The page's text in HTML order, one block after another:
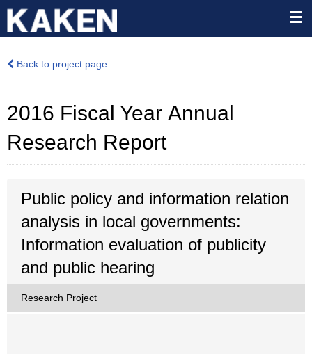
Back to project page
2016 Fiscal Year Annual
Research Report
Public policy and information relation
analysis in local governments:
Information evaluation of publicity
and public hearing
Research Project